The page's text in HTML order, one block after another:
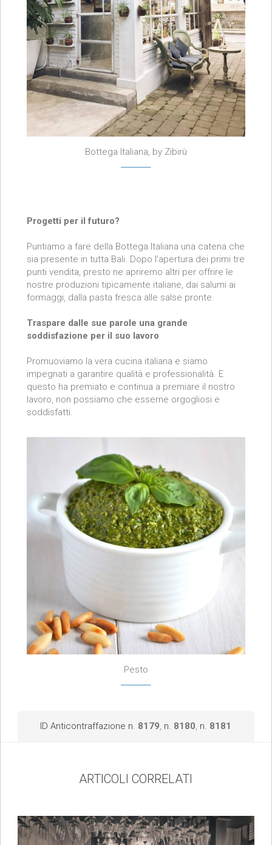
Bottega Italiana, by Zibirù
Progetti per il futuro?
Puntiamo a fare della Bottega Italiana una catena che
sia presente in tutta Bali. Dopo l’apertura dei primi tre
punti vendita, presto ne apriremo altri per offrire le
nostre produzioni tipicamente italiane, dai salumi ai
formaggi, dalla pasta fresca alle salse pronte.
Traspare dalle sue parole una grande
soddisfazione per il suo lavoro
Promuoviamo la vera cucina italiana e siamo
impegnati a garantire qualità e professionalità. E
questo ha premiato e continua a premiare il nostro
lavoro, non possiamo che esserne orgogliosi e
soddisfatti.
Pesto
ID Anticontraffazione n. 8179, n. 8180, n. 8181
ARTICOLI CORRELATI